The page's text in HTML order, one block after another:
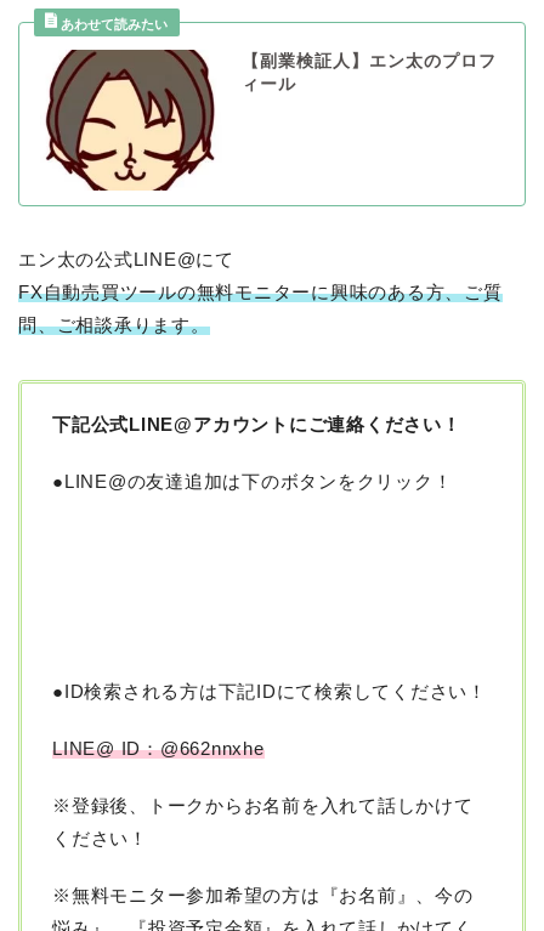
【副業検証人】エン太のプロフ
ィール
エン太の公式LINE@にて
FX自動売買ツールの無料モニターに興味のある方、ご質
問、ご相談承ります。
下記公式LINE@アカウントにご連絡ください！
●LINE@の友達追加は下のボタンをクリック！
ください！
悩み』、『投資予定金額』を入れて話しかけてく
ださい！